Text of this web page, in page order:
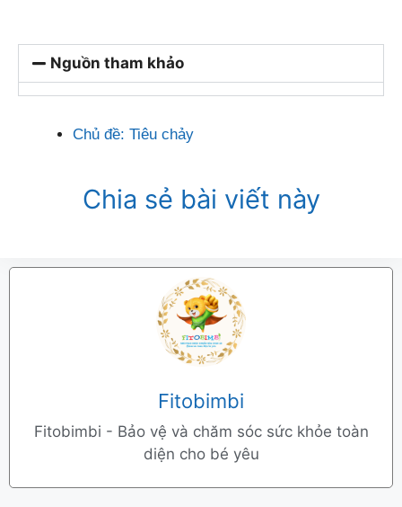
Nguồn tham khảo
Chủ đề: Tiêu chảy
Chia sẻ bài viết này
Fitobimbi
Fitobimbi - Bảo vệ và chăm sóc sức khỏe toàn
diện cho bé yêu